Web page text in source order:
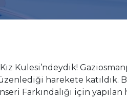
Kulesi’ndeydik!
harekete
Farkındalığı için